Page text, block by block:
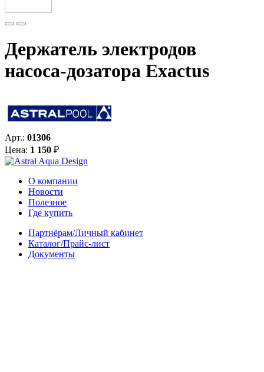
Держатель электродов
насоса-дозатора Exactus
Арт.: 01306
Цена: 1 150 ₽
О компании
Новости
Полезное
Где купить
Партнёрам/Личный кабинет
Каталог/Прайс-лист
Документы